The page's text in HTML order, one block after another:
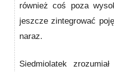
również coś poza
jeszcze zintegrować
naraz.
Siedmio­latek